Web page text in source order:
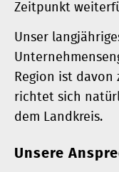
Zeitpunkt
Unser
Region ist davon
richtet sich
dem Landkreis.
Unsere